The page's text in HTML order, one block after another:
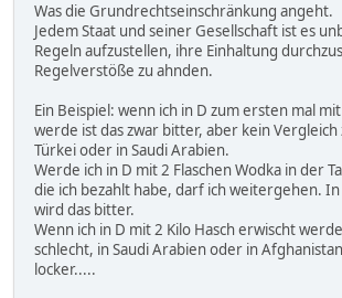
Was die Grundrechtseinschränkung angeht.
Jedem Staat und seiner Gesellschaft ist es
Regeln aufzustellen, ihre Einhaltung
Regelverstöße zu ahnden.
Ein Beispiel: wenn ich in D zum ersten mal
werde ist das zwar bitter, aber kein
Türkei oder in Saudi Arabien.
Werde ich in D mit 2 Flaschen Wodka in der
die ich bezahlt habe, darf ich weitergehen.
wird das bitter.
Wenn ich in D mit 2 Kilo Hasch erwischt
schlecht, in Saudi Arabien oder in
locker.....